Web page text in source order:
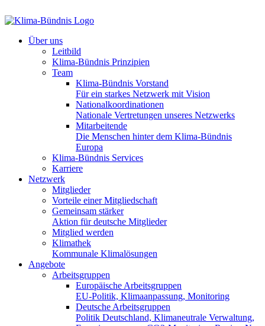
Über uns
Leitbild
Klima-Bündnis Prinzipien
Team
Klima-Bündnis Vorstand
Für ein starkes Netzwerk mit Vision
Nationalkoordinationen
Nationale Vertretungen unseres Netzwerks
Mitarbeitende
Die Menschen hinter dem Klima-Bündnis
Europa
Klima-Bündnis Services
Karriere
Netzwerk
Mitglieder
Vorteile einer Mitgliedschaft
Gemeinsam stärker
Aktion für deutsche Mitglieder
Mitglied werden
Klimathek
Kommunale Klimalösungen
Angebote
Arbeitsgruppen
Europäische Arbeitsgruppen
EU-Politik, Klimaanpassung, Monitoring
Deutsche Arbeitsgruppen
Politik Deutschland, Klimaneutrale Verwaltung,